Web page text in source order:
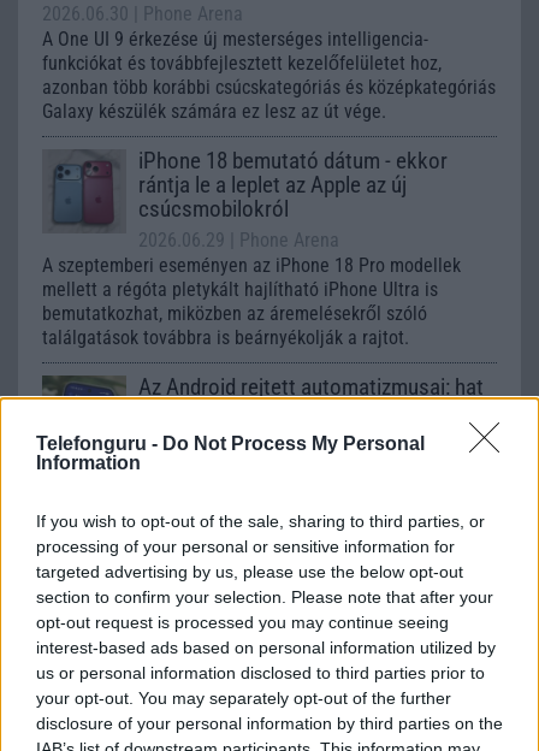
Telefonguru - Do Not Process My Personal
Information
If you wish to opt-out of the sale, sharing to third parties, or
processing of your personal or sensitive information for
targeted advertising by us, please use the below opt-out
section to confirm your selection. Please note that after your
opt-out request is processed you may continue seeing
interest-based ads based on personal information utilized by
us or personal information disclosed to third parties prior to
your opt-out. You may separately opt-out of the further
disclosure of your personal information by third parties on the
2026.06.30
| Phone Arena
A One UI 9 érkezése új mesterséges intelligencia-
funkciókat és továbbfejlesztett kezelőfelületet hoz,
azonban több korábbi csúcskategóriás és középkategóriás
Galaxy készülék számára ez lesz az út vége.
iPhone 18 bemutató dátum - ekkor
rántja le a leplet az Apple az új
csúcsmobilokról
2026.06.29
| Phone Arena
A szeptemberi eseményen az iPhone 18 Pro modellek
mellett a régóta pletykált hajlítható iPhone Ultra is
bemutatkozhat, miközben az áremelésekről szóló
találgatások továbbra is beárnyékolják a rajtot.
Az Android rejtett automatizmusai: hat
meg a mindennapokat
2026.06.14
Android már évek óta olyan intelligens funkciókat kínál,
amelyek maguktól dolgoznak a háttérben.
Ez a rejtett Samsung funkció teljesen
megváltoztatja a mobilhasználatot –
sokan mégsem tudnak róla
2026.07.12| Android Central
Az Edge Panel az egyik leghasznosabb funkció, amely
jelentősen felgyorsítja a mindennapi használatot,